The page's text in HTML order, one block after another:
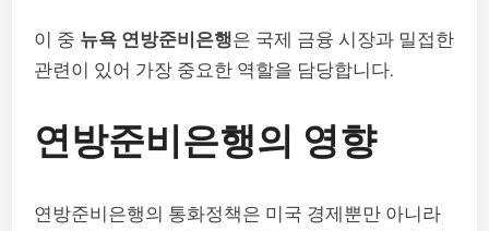
이 중 뉴욕 연방준비은행은 국제 금융 시장과 밀접한
관련이 있어 가장 중요한 역할을 담당합니다.
연방준비은행의 영향
연방준비은행의 통화정책은 미국 경제뿐만 아니라